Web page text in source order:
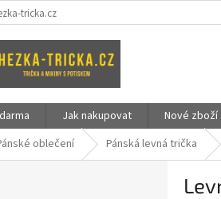
tricka.cz
Jak nakupovat Nové zboží
oblečení Pánská levná trička